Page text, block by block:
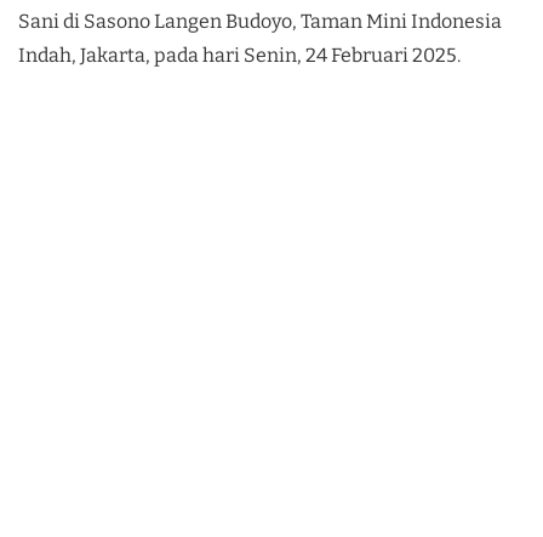
Sani di Sasono Langen Budoyo, Taman Mini Indonesia
Indah, Jakarta, pada hari Senin, 24 Februari 2025.